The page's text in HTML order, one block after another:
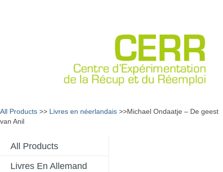
All Products >> Livres en néerlandais >>Michael Ondaatje – De geest
van Anil
All Products
Livres En Allemand